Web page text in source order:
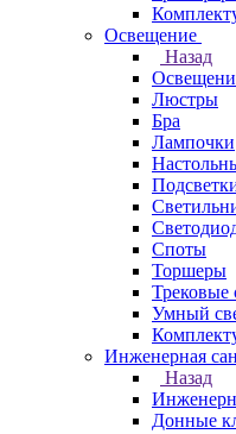
Освещение
Назад
Люстры
Бра
Лампочки
Споты
Торшеры
Трековые
Умный
Инженерная
Назад
Донные